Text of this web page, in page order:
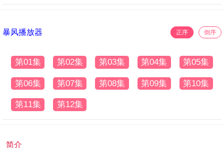
暴风播放器 正序 倒序
第01集 第02集 第03集 第04集 第05集
第06集 第07集 第08集 第09集 第10集
第11集 第12集
简介